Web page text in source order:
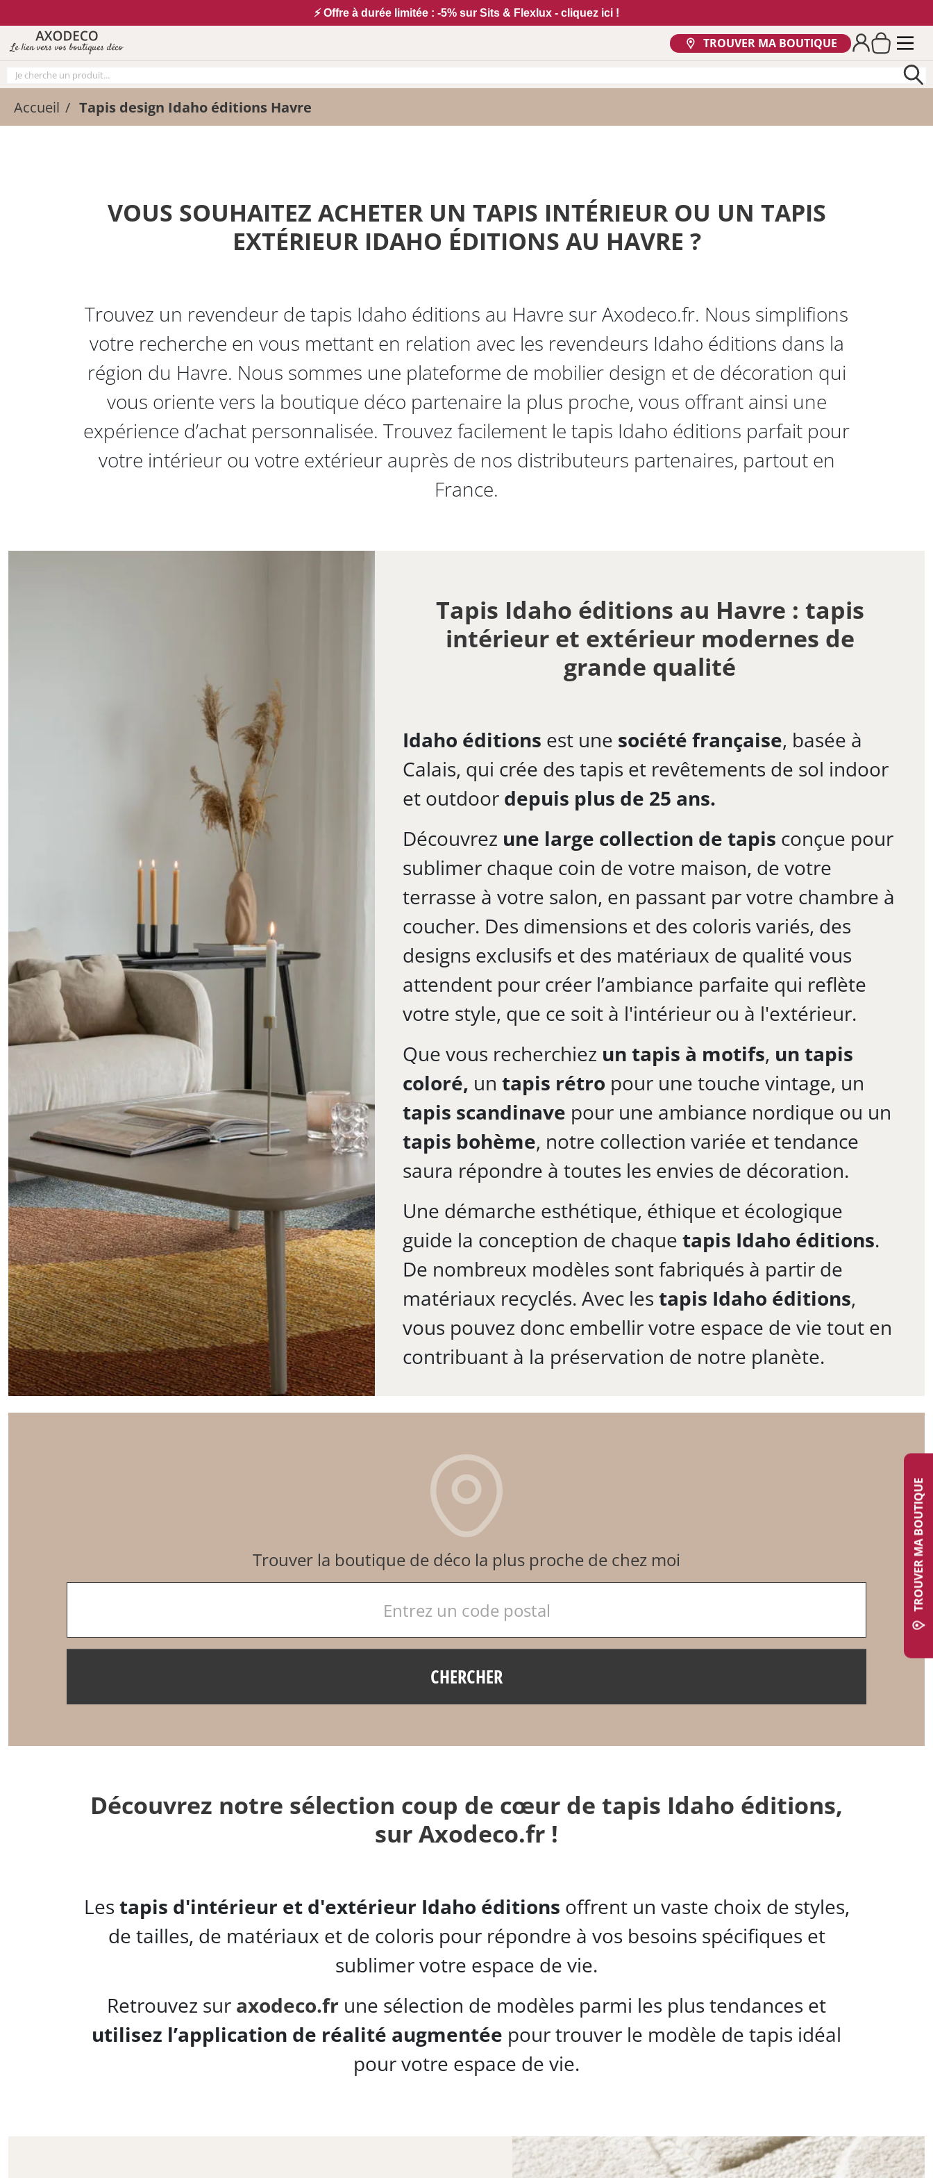
⚡ Offre à durée limitée : -5% sur Sits & Flexlux - cliquez ici !
Le lien vers vos boutiques déco TROUVER MA BOUTIQUE
Accueil Tapis design Idaho éditions Havre
VOUS SOUHAITEZ ACHETER UN TAPIS INTÉRIEUR OU UN TAPIS
EXTÉRIEUR IDAHO ÉDITIONS AU HAVRE ?
Trouvez un revendeur de tapis Idaho éditions au Havre sur Axodeco.fr. Nous simplifions
votre recherche en vous mettant en relation avec les revendeurs Idaho éditions dans la
région du Havre. Nous sommes une plateforme de mobilier design et de décoration qui
vous oriente vers la boutique déco partenaire la plus proche, vous offrant ainsi une
expérience d’achat personnalisée. Trouvez facilement le tapis Idaho éditions parfait pour
votre intérieur ou votre extérieur auprès de nos distributeurs partenaires, partout en
France.
Tapis Idaho éditions au Havre : tapis
intérieur et extérieur modernes de
grande qualité
Idaho éditions est une société française, basée à
Calais, qui crée des tapis et revêtements de sol indoor
et outdoor depuis plus de 25 ans.
Découvrez une large collection de tapis conçue pour
sublimer chaque coin de votre maison, de votre
terrasse à votre salon, en passant par votre chambre à
coucher. Des dimensions et des coloris variés, des
designs exclusifs et des matériaux de qualité vous
attendent pour créer l’ambiance parfaite qui reflète
votre style, que ce soit à l'intérieur ou à l'extérieur.
Que vous recherchiez un tapis à motifs, un tapis
coloré, un tapis rétro pour une touche vintage, un
tapis scandinave pour une ambiance nordique ou un
tapis bohème, notre collection variée et tendance
saura répondre à toutes les envies de décoration.
Une démarche esthétique, éthique et écologique
guide la conception de chaque tapis Idaho éditions.
De nombreux modèles sont fabriqués à partir de
matériaux recyclés. Avec les tapis Idaho éditions,
vous pouvez donc embellir votre espace de vie tout en
contribuant à la préservation de notre planète.
Trouver la boutique de déco la plus proche de chez moi
CHERCHER
Découvrez notre sélection coup de cœur de tapis Idaho éditions,
sur Axodeco.fr !
Les tapis d'intérieur et d'extérieur Idaho éditions offrent un vaste choix de styles,
de tailles, de matériaux et de coloris pour répondre à vos besoins spécifiques et
sublimer votre espace de vie.
Retrouvez sur axodeco.fr une sélection de modèles parmi les plus tendances et
utilisez l’application de réalité augmentée pour trouver le modèle de tapis idéal
pour votre espace de vie.
TROUVER MA BOUTIQUE